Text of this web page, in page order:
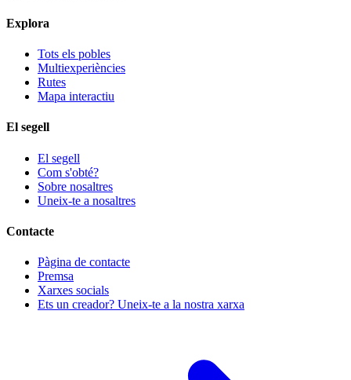
Explora
Tots els pobles
Multiexperiències
Rutes
Mapa interactiu
El segell
El segell
Com s'obté?
Sobre nosaltres
Uneix-te a nosaltres
Contacte
Pàgina de contacte
Premsa
Xarxes socials
Ets un creador? Uneix-te a la nostra xarxa